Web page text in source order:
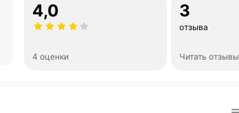
4,0
4 оценки
3
отзыва
Читать отзывы